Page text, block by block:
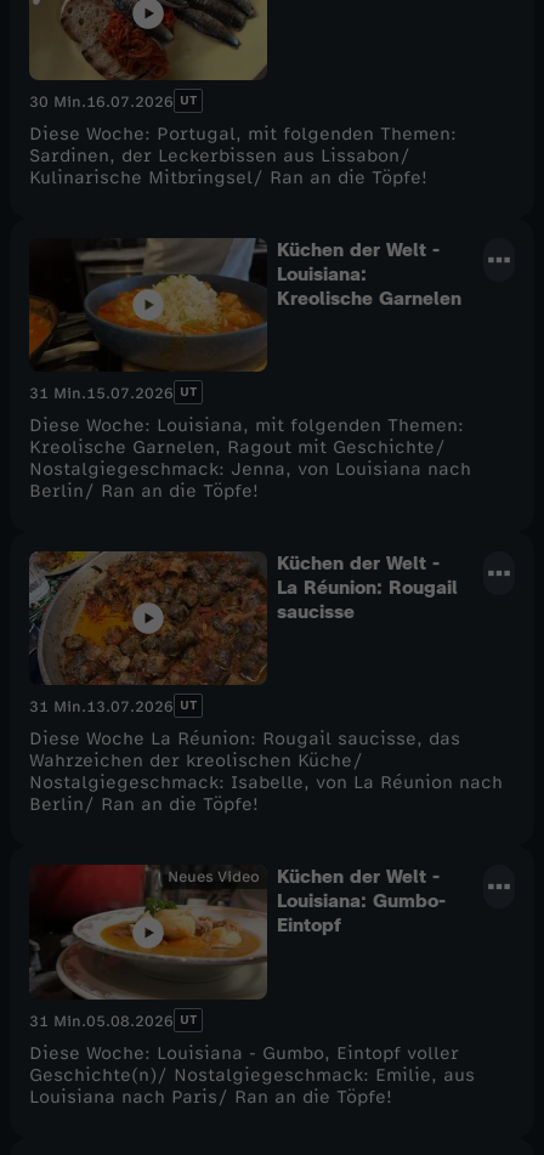
30 Min.16.07.2026 UT
Diese Woche: Portugal, mit folgenden Themen:
Sardinen, der Leckerbissen aus Lissabon/
Kulinarische Mitbringsel/ Ran an die Töpfe!
Küchen der Welt -
Louisiana:
Kreolische Garnelen
31 Min.15.07.2026 UT
Diese Woche: Louisiana, mit folgenden Themen:
Kreolische Garnelen, Ragout mit Geschichte/
Nostalgiegeschmack: Jenna, von Louisiana nach
Berlin/ Ran an die Töpfe!
Küchen der Welt -
La Réunion: Rougail
saucisse
31 Min.13.07.2026 UT
Diese Woche La Réunion: Rougail saucisse, das
Wahrzeichen der kreolischen Küche/
Nostalgiegeschmack: Isabelle, von La Réunion nach
Berlin/ Ran an die Töpfe!
Neues Video
Küchen der Welt -
Louisiana: Gumbo-
Eintopf
31 Min.05.08.2026 UT
Diese Woche: Louisiana - Gumbo, Eintopf voller
Geschichte(n)/ Nostalgiegeschmack: Emilie, aus
Louisiana nach Paris/ Ran an die Töpfe!